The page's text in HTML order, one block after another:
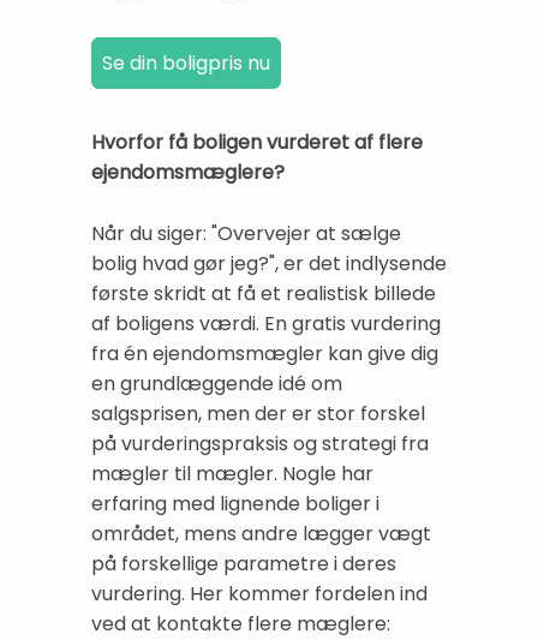
Hvorfor få boligen vurderet af flere
ejendomsmæglere?
Når du siger: "Overvejer at sælge
bolig hvad gør jeg?", er det indlysende
første skridt at få et realistisk billede
af boligens værdi. En gratis vurdering
fra én ejendomsmægler kan give dig
en grundlæggende idé om
salgsprisen, men der er stor forskel
på vurderingspraksis og strategi fra
mægler til mægler. Nogle har
erfaring med lignende boliger i
området, mens andre lægger vægt
på forskellige parametre i deres
vurdering. Her kommer fordelen ind
ved at kontakte flere mæglere: